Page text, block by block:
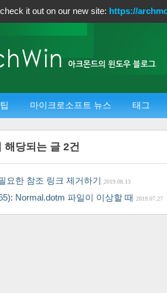
it out on our new site: https://
마이크로소프트 뉴스 태그
해당되는 글 2건
요한 참조 링크 제거하기 2019.08.13
Normal.dotm 파일이 이상할 때 2019.07.27